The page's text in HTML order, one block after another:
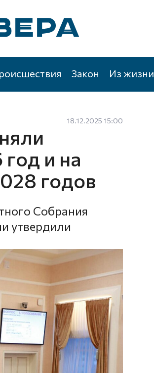
Закон Из жизни
18.12.2025 15:00
и на
годов
Собрания
утвердили